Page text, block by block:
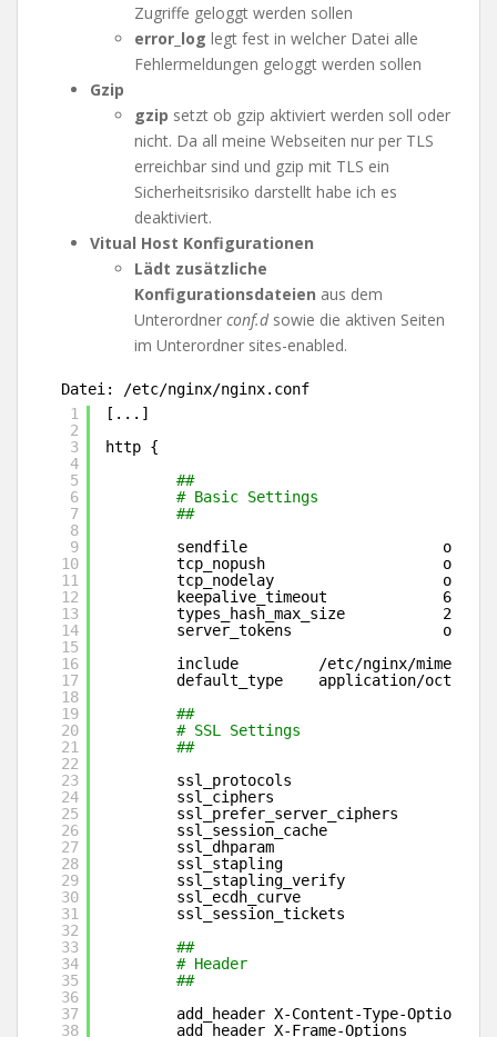
Zugriffe geloggt werden sollen
error_log legt fest in welcher Datei alle
Fehlermeldungen geloggt werden sollen
Gzip
gzip setzt ob gzip aktiviert werden soll oder
nicht. Da all meine Webseiten nur per TLS
erreichbar sind und gzip mit TLS ein
Sicherheitsrisiko darstellt habe ich es
deaktiviert.
Vitual Host Konfigurationen
Lädt zusätzliche
Konfigurationsdateien aus dem
Unterordner conf.dsowie die aktiven Seiten
im Unterordner sites-enabled.
Datei: /etc/nginx/nginx.conf
1
2
3
4
5
6
7
8
9
10
11
12
13
14
15
16
17
18
19
20
21
22
23
24
25
26
27
28
29
30
31
32
33
34
35
36
37
38
[...]
http {
##
# Basic Settings
##
sendfile                      on;
tcp_nopush                    on;
tcp_nodelay                   on;
keepalive_timeout             65;
types_hash_max_size           2048;
server_tokens                 off;
include
/etc/nginx/mime
default_type    application/octet-
##
# SSL Settings
##
ssl_protocols
ssl_ciphers
ssl_prefer_server_ciphers       on;
ssl_session_cache
ssl_dhparam
ssl_stapling                    on;
ssl_stapling_verify             on;
ssl_ecdh_curve
ssl_session_tickets             off;
##
# Header
##
add_header X-Content-Type-Options
add_header X-Frame-